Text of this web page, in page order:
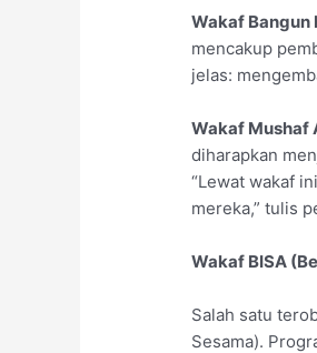
Wakaf Bangun
mencakup
jelas:
Wakaf Mushaf
diharapkan
“Lewat wakaf
mereka,” tulis
Wakaf BISA
Salah satu
Sesama).